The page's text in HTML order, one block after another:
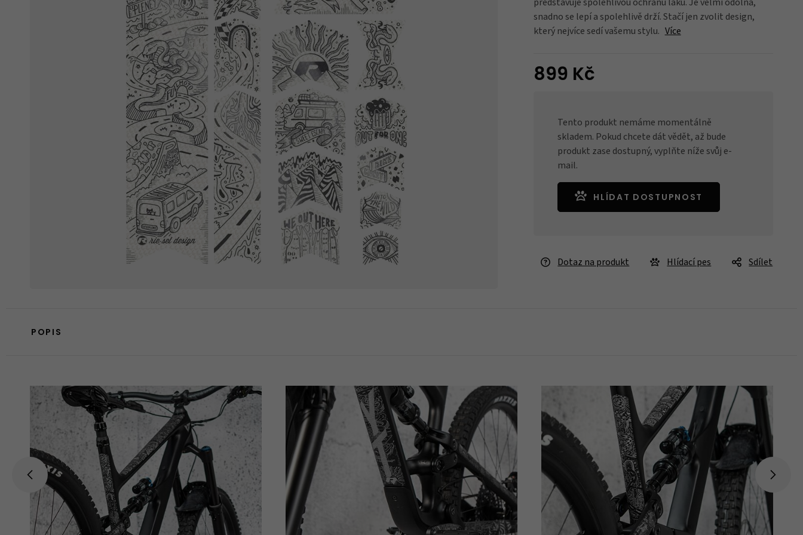
Ochranné fólie Tachometry Blatníky
Láhve a bidony Košíky na láhve
Péče o kolo Dětské sedačky a tažná lana Držáky na kola
Péče o tělo
Vouchery Literatura
snadno se lepí a spolehlivě drží. Stačí jen zvolit design,
který nejvíce sedí vašemu stylu. Více
899 Kč
Tento produkt nemáme momentálně
skladem. Pokud chcete dát vědět, až bude
produkt zase dostupný, vyplňte níže svůj e-
mail.
HLÍDAT DOSTUPNOST
Dotaz na produkt Hlídací pes Sdílet
POPIS